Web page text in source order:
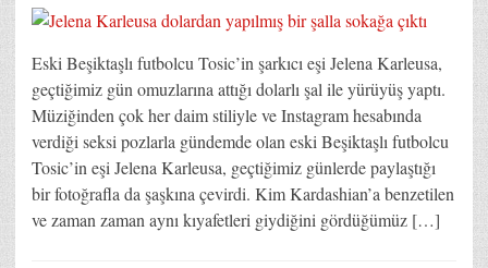
Eski Beşiktaşlı futbolcu Tosic’in şarkıcı eşi Jelena Karleusa,
geçtiğimiz gün omuzlarına attığı dolarlı şal ile yürüyüş yaptı.
Müziğinden çok her daim stiliyle ve Instagram hesabında
verdiği seksi pozlarla gündemde olan eski Beşiktaşlı futbolcu
Tosic’in eşi Jelena Karleusa, geçtiğimiz günlerde paylaştığı
bir fotoğrafla da şaşkına çevirdi. Kim Kardashian’a benzetilen
ve zaman zaman aynı kıyafetleri giydiğini gördüğümüz […]